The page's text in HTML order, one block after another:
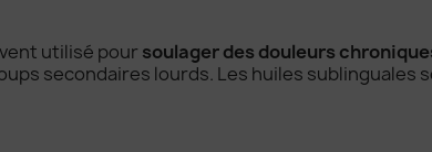
utilisé pour soulager des douleurs
secondaires lourds. Les huiles sublinguales